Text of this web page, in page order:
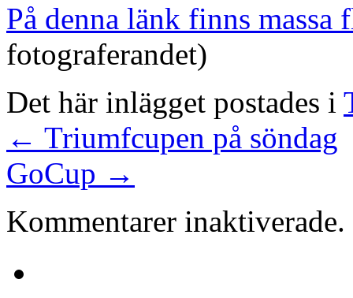
På denna länk finns massa
fotograferandet)
Det här inlägget postades i
← Triumfcupen på söndag
GoCup →
Kommentarer inaktiverade.